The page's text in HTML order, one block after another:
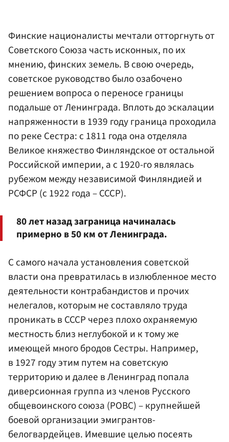
Финские националисты мечтали отторгнуть от
Советского Союза часть исконных, по их
мнению, финских земель. В свою очередь,
советское руководство было озабочено
решением вопроса о переносе границы
подальше от Ленинграда. Вплоть до эскалации
напряженности в 1939 году граница проходила
по реке Сестра: с 1811 года она отделяла
Великое княжество Финляндское от остальной
Российской империи, а с 1920-го являлась
рубежом между независимой Финляндией и
РСФСР (с 1922 года – СССР).
80 лет назад заграница начиналась
примерно в 50 км от Ленинграда.
С самого начала установления советской
власти она превратилась в излюбленное место
деятельности контрабандистов и прочих
нелегалов, которым не составляло труда
проникать в СССР через плохо охраняемую
местность близ неглубокой и к тому же
имеющей много бродов Сестры. Например,
в 1927 году этим путем на советскую
территорию и далее в Ленинград попала
диверсионная группа из членов Русского
общевоинского союза (РОВС) – крупнейшей
боевой организации эмигрантов-
белогвардейцев. Имевшие целью посеять